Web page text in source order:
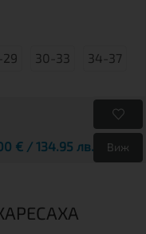
30-33 34-37
€ / 134.95 лв. Виж